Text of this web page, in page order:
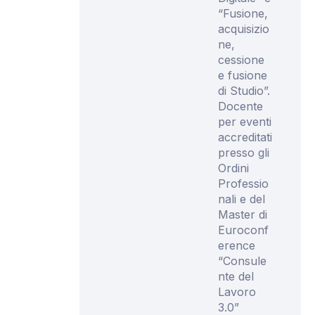
“Fusione,
acquisizio
ne,
cessione
e fusione
di Studio”.
Docente
per eventi
accreditati
presso gli
Ordini
Professio
nali e del
Master di
Euroconf
erence
“Consule
nte del
Lavoro
3.0”